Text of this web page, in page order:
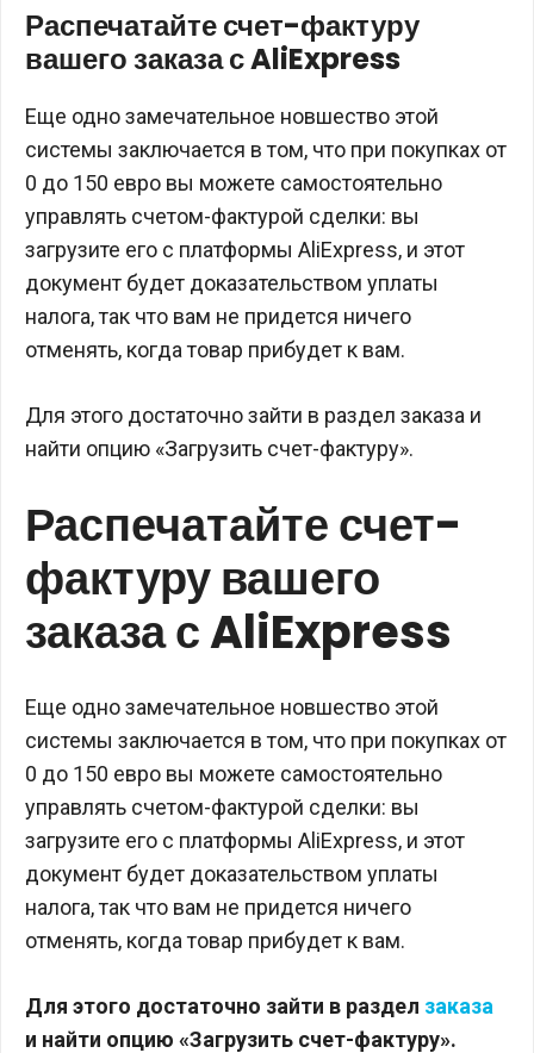
Распечатайте счет-фактуру
вашего заказа с AliExpress
Еще одно замечательное новшество этой
системы заключается в том, что при покупках от
0 до 150 евро вы можете самостоятельно
управлять счетом-фактурой сделки: вы
загрузите его с платформы AliExpress, и этот
документ будет доказательством уплаты
налога, так что вам не придется ничего
отменять, когда товар прибудет к вам.
Для этого достаточно зайти в раздел заказа и
найти опцию «Загрузить счет-фактуру».
Распечатайте счет-
фактуру вашего
заказа с AliExpress
Еще одно замечательное новшество этой
системы заключается в том, что при покупках от
0 до 150 евро вы можете самостоятельно
управлять счетом-фактурой сделки: вы
загрузите его с платформы AliExpress, и этот
документ будет доказательством уплаты
налога, так что вам не придется ничего
отменять, когда товар прибудет к вам.
Для этого достаточно зайти в раздел заказа
и найти опцию «Загрузить счет-фактуру».